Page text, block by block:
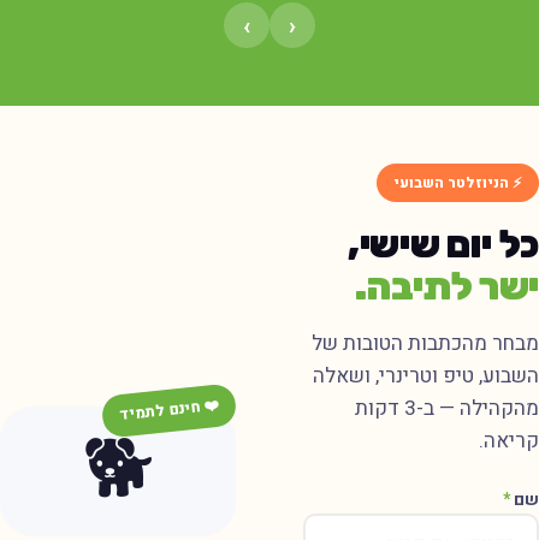
‹
›
⚡ הניוזלטר השבועי
כל יום שישי,
ישר לתיבה.
מבחר מהכתבות הטובות של
השבוע, טיפ וטרינרי, ושאלה
מהקהילה — ב-3 דקות
קריאה.
שם*
🐕
❤️ חינם לתמיד